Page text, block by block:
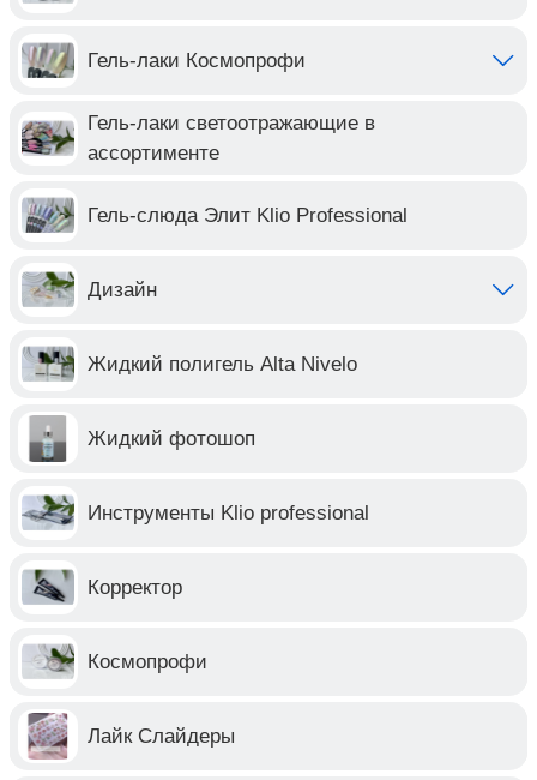
Гель-лаки Космопрофи
Гель-лаки светоотражающие в
ассортименте
Гель-слюда Элит Klio Professional
Дизайн
Жидкий полигель Alta Nivelo
Жидкий фотошоп
Инструменты Klio professional
Корректор
Космопрофи
Лайк Слайдеры